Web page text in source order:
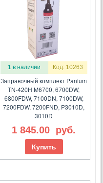
1 в наличии Код: 10263
Заправочный комплект Pantum
TN-420H M6700, 6700DW,
6800FDW, 7100DN, 7100DW,
7200FDW, 7200FND, P3010D,
3010D
1 845.00 руб.
Купить